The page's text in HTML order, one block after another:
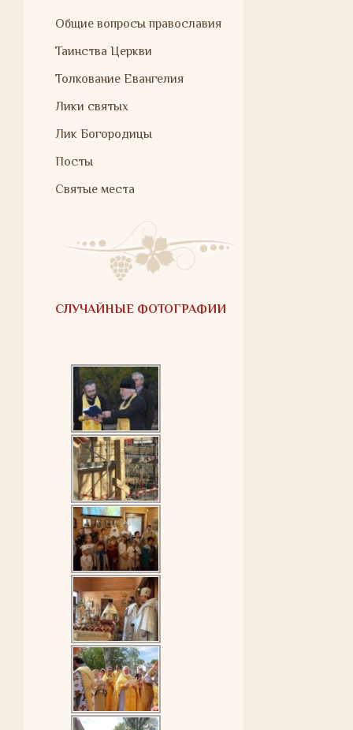
Общие вопросы православия
Таинства Церкви
Толкование Евангелия
Лики святых
Лик Богородицы
Посты
Святые места
СЛУЧАЙНЫЕ ФОТОГРАФИИ